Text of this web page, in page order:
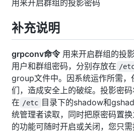
用来开启群组的投影密码
补充说明
grpconv命令用来开启群组的投
用户和群组密码，分别存放在 /
group文件中。因系统运作所需，
们，造成安全上的破绽。投影密
在 /etc 目录下的shadow和
统管理者读取，同时把原密码置
的功能可随时开启或关闭，您只